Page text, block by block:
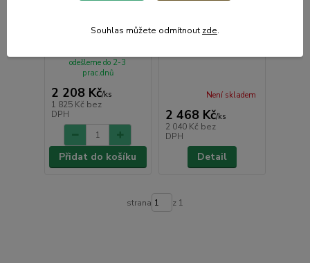
TRAP ST102x34x34
2 208 Kč/ks
1 825 Kč bez
DPH
odešleme do 2-3
prac.dnů
Přidat do košíku
TRAP ST105x34x42
2 468 Kč/ks
2 040 Kč bez
DPH
Není skladem
Detail
strana z 1
Souhlas můžete odmítnout zde.